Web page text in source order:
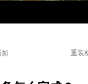
重装